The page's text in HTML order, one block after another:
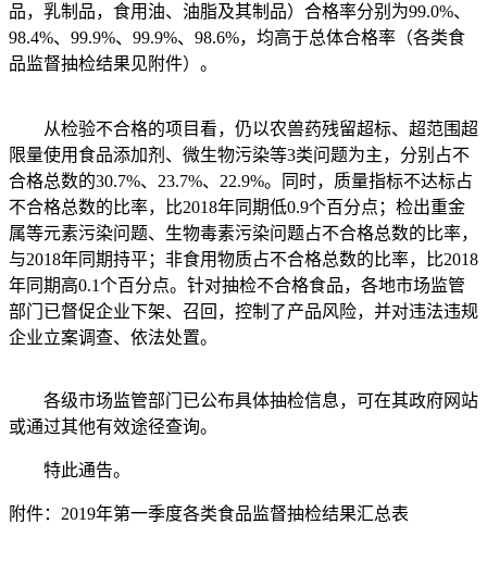
品，乳制品，食用油、油脂及其制品）合格率分别为99.0%、
98.4%、99.9%、99.9%、98.6%，均高于总体合格率（各类食
品监督抽检结果见附件）。
从检验不合格的项目看，仍以农兽药残留超标、超范围超
限量使用食品添加剂、微生物污染等3类问题为主，分别占不
合格总数的30.7%、23.7%、22.9%。同时，质量指标不达标占
不合格总数的比率，比2018年同期低0.9个百分点；检出重金
属等元素污染问题、生物毒素污染问题占不合格总数的比率，
与2018年同期持平；非食用物质占不合格总数的比率，比2018
年同期高0.1个百分点。针对抽检不合格食品，各地市场监管
部门已督促企业下架、召回，控制了产品风险，并对违法违规
企业立案调查、依法处置。
各级市场监管部门已公布具体抽检信息，可在其政府网站
或通过其他有效途径查询。
特此通告。
附件：2019年第一季度各类食品监督抽检结果汇总表